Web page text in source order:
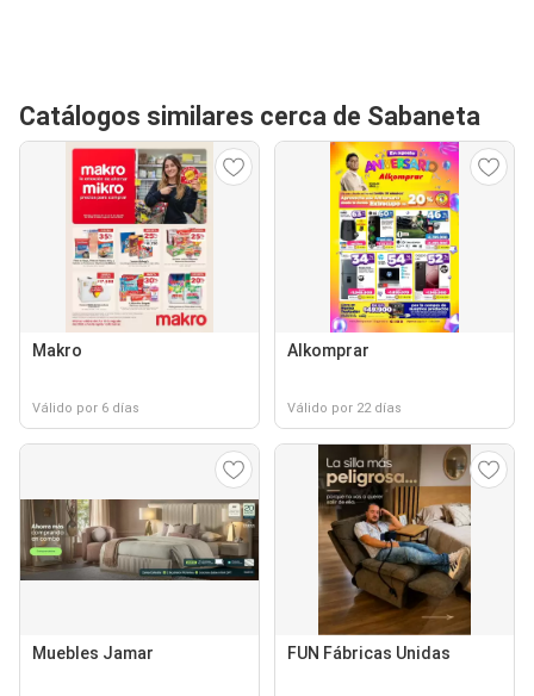
Catálogos similares cerca de Sabaneta
Makro
Válido por 6 días
Alkomprar
Válido por 22 días
Muebles Jamar FUN Fábricas Unidas